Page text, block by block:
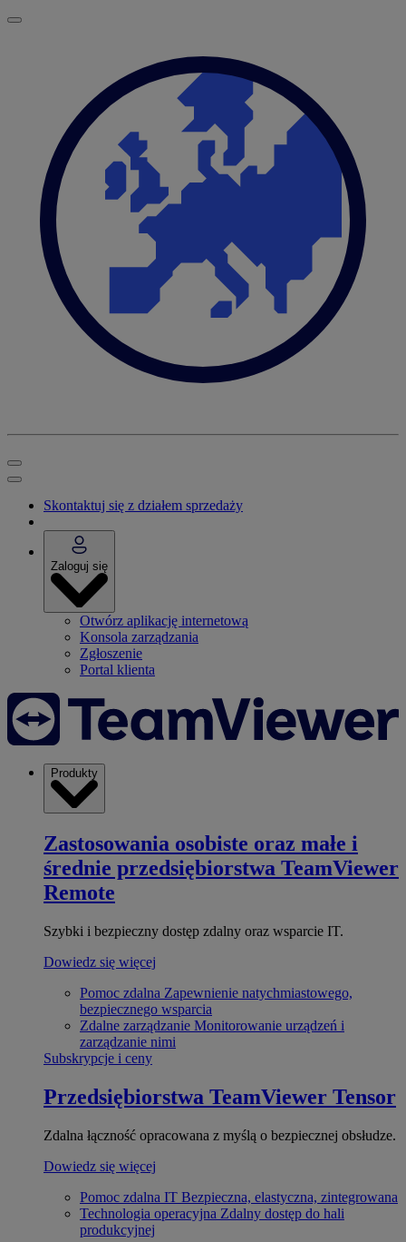
Skontaktuj się z działem sprzedaży
Zaloguj się
Otwórz aplikację internetową
Konsola zarządzania
Zgłoszenie
Portal klienta
Produkty
Zastosowania osobiste oraz małe i
średnie przedsiębiorstwa TeamViewer
Remote
Szybki i bezpieczny dostęp zdalny oraz wsparcie IT.
Dowiedz się więcej
Pomoc zdalna Zapewnienie natychmiastowego,
bezpiecznego wsparcia
Zdalne zarządzanie Monitorowanie urządzeń i
zarządzanie nimi
Subskrypcje i ceny
Przedsiębiorstwa TeamViewer Tensor
Zdalna łączność opracowana z myślą o bezpiecznej obsłudze.
Dowiedz się więcej
Pomoc zdalna IT Bezpieczna, elastyczna, zintegrowana
Technologia operacyjna Zdalny dostęp do hali
produkcyjnej